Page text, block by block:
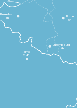
Reims
2h45
Bruxelles
3h
Bonn
5h
Luxembourg
4h